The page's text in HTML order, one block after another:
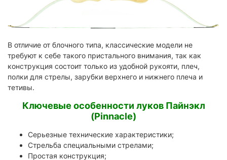
В отличие от блочного типа, классические модели не
требуют к себе такого пристального внимания, так как
конструкция состоит только из удобной рукояти, плеч,
полки для стрелы, зарубки верхнего и нижнего плеча и
тетивы.
Ключевые особенности луков Пайнэкл
(Pinnacle)
Серьезные технические характеристики;
Стрельба специальными стрелами;
Простая конструкция;